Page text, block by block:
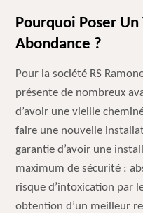
Pourquoi Poser
Abondance ?
Pour la société RS
présente de nombreux
d’avoir une vieille
faire une nouvelle
garantie d’avoir une
maximum de sécurité :
risque d’intoxication par
obtention d’un meilleur